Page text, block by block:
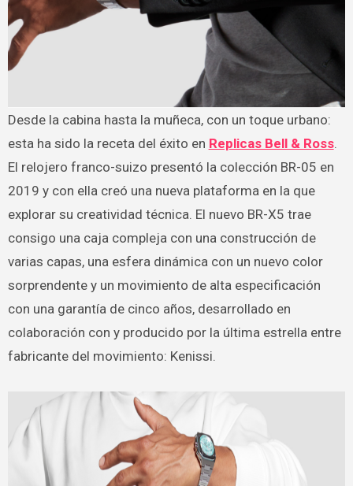
Desde la cabina hasta la muñeca, con un toque urbano:
esta ha sido la receta del éxito en Replicas Bell & Ross.
El relojero franco-suizo presentó la colección BR-05 en
2019 y con ella creó una nueva plataforma en la que
explorar su creatividad técnica. El nuevo BR-X5 trae
consigo una caja compleja con una construcción de
varias capas, una esfera dinámica con un nuevo color
sorprendente y un movimiento de alta especificación
con una garantía de cinco años, desarrollado en
colaboración con y producido por la última estrella entre
fabricante del movimiento: Kenissi.